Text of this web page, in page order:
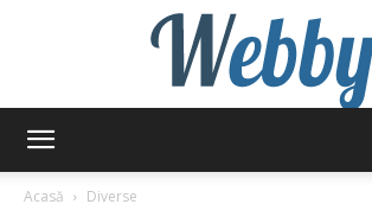
Acasă
Diverse